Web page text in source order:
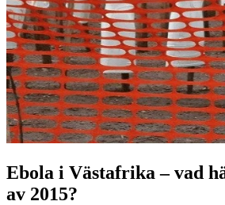
Ebola i Västafrika – vad
av 2015?